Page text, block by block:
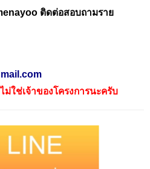
ติดต่อสอบถามราย
ม่ใช่เจ้าของโครงการนะครับ